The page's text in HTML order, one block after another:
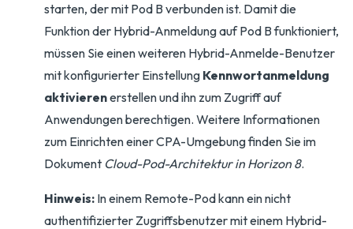
starten, der mit Pod B verbunden ist. Damit die
Funktion der Hybrid-Anmeldung auf Pod B funktioniert,
müssen Sie einen weiteren Hybrid-Anmelde-Benutzer
mit konfigurierter Einstellung Kennwortanmeldung
aktivierenerstellen und ihn zum Zugriff auf
Anwendungen berechtigen. Weitere Informationen
zum Einrichten einer CPA-Umgebung finden Sie im
Dokument Cloud-Pod-Architektur in Horizon 8.
Hinweis: In einem Remote-Pod kann ein nicht
authentifizierter Zugriffsbenutzer mit einem Hybrid-